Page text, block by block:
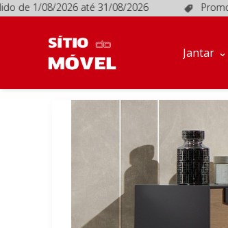
1/08/2026 até 31/08/2026 Promoções
Jantar
Jantar
Estar
Móveis